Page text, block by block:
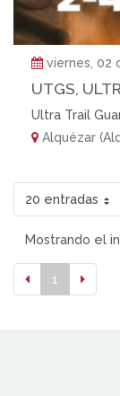
viernes, 02
UTGS,
Ultra Trail
Alquézar
20 entradas
Mostrando el
1